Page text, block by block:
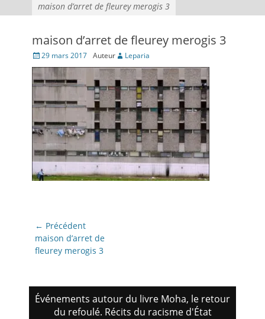
maison d’arret de fleurey merogis 3
maison d’arret de fleurey merogis 3
Posté
le
29 mars 2017 Auteur Leparia
Navigation
de
l’article
← Précédent
Article
précédent:
maison d’arret de
fleurey merogis 3
Événements autour du livre Moha, le retour
du refoulé. Récits du racisme d'État